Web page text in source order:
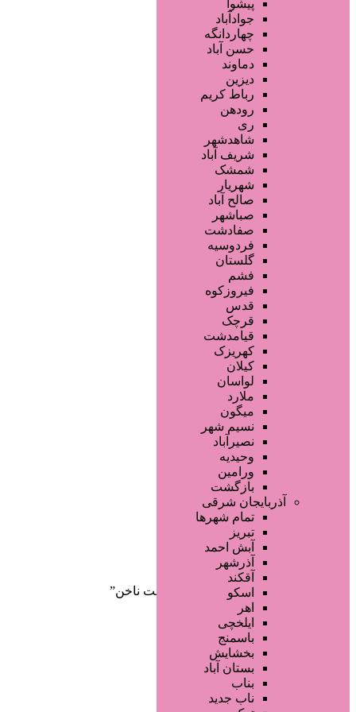
تجهیزات سالن زیبایی
محصولات پوست
محصولات مو
محصولات آرایشی
خدمات دندانپزشکی
سایر خدمات
پیشوا
جوادآباد
چهاردانگه
حسن آباد
دماوند
دیزین
رباط کریم
رودهن
ری
شاهدشهر
شریف آباد
شمشک
شهریار
صالح آباد
صباشهر
صفادشت
فردوسیه
گلستان
فشم
فیروزکوه
قدس
قرچک
قیامدشت
کهریزک
کیلان
لواسان
ملارد
میگون
نسیم شهر
نصیرآباد
وحیدیه
ورامین
بازگشت
آذربایجان شرقی
تمام شهر‌ها
تبریز
آبش احمد
آذرشهر
آقکند
اسکو
اهر
ایلخچی
باسمنج
بخشایش
بستان آباد
بناب
ناب جدید
صفحه اصلی
آگهی انبوه
طراحی سایت
صفحه اختصاصی
لیست سایتهای تبلیغاتی
دسته‌بندی‌ها
/ محصولات برچسب خورده “کاشت ناخن”